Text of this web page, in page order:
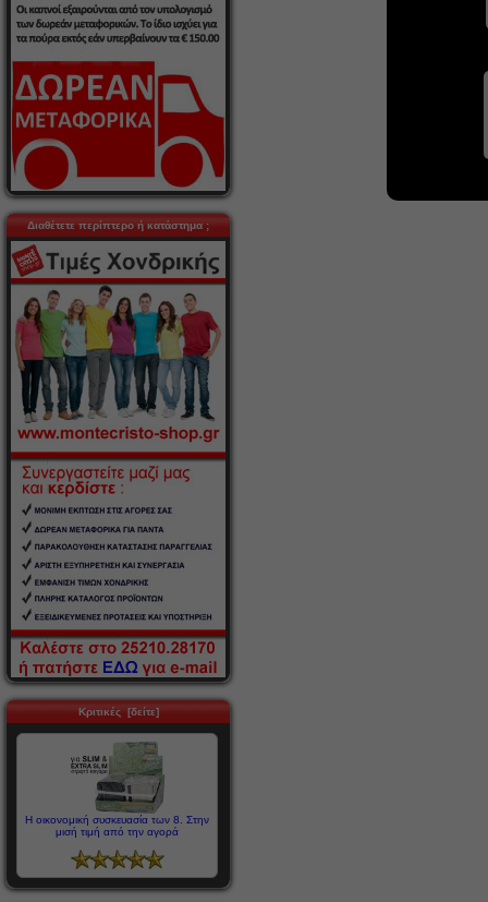
Διαθέτετε περίπτερο ή κατάστημα ;
Κριτικές [δείτε]
Η οικονομική συσκευασία των 8. Στην
μισή τιμή από την αγορά